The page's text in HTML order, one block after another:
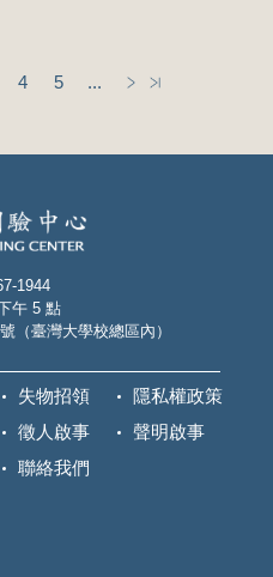
4 5 ...
1944
午 5 點
（臺灣大學校總區內）
失物招領
徵人啟事
聯絡我們
隱私權政策
聲明啟事